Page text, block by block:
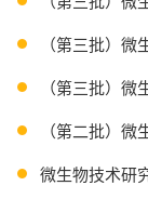
（第三批）
（第三批）微
（第二批）
微生物技术研